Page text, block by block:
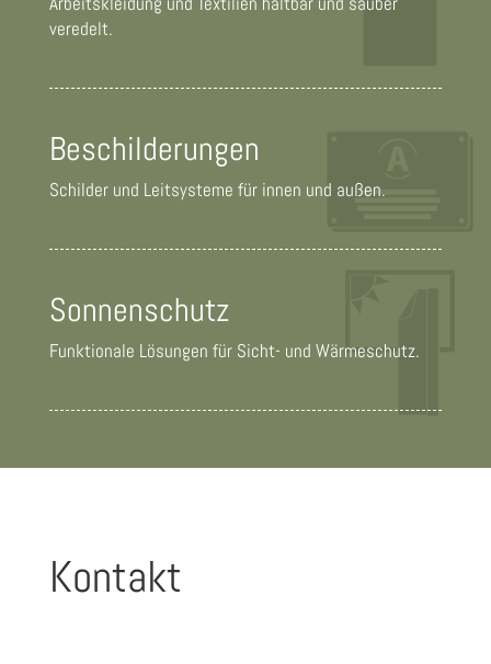
veredelt.
Beschilderungen
Schilder und Leitsysteme für innen und außen.
Sonnenschutz
Funktionale Lösungen für Sicht- und Wärmeschutz.
Kontakt